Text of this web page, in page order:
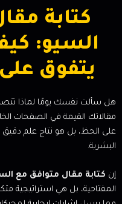
كتابة
السيو:
يتفوق
هل سألت نفسك يومًا لماذا
مقالاتك القيمة في الصفحات
على الحظ، بل هو نتاج علم دقيق
البشرية.
إن كتابة مقال متوافق مع
المفتاحية، بل هي استراتيجية